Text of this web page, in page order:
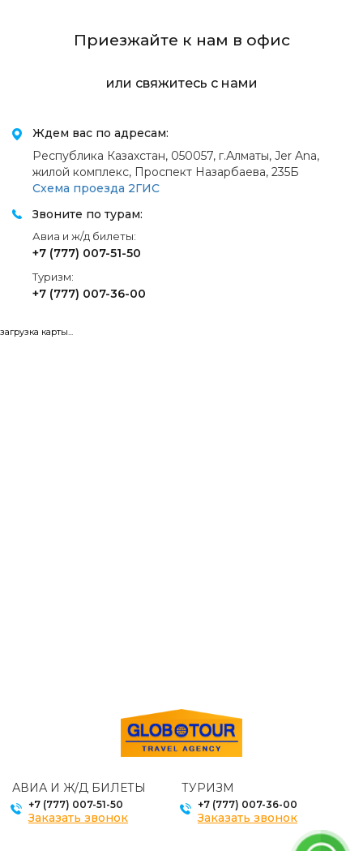
Приезжайте к нам в офис
или свяжитесь с нами
Ждем вас по адресам:
Республика Казахстан, 050057, г.Алматы, Jer Ana,
жилой комплекс, Проспект Назарбаева, 235Б
Схема проезда 2ГИС
Звоните по турам:
Авиа и ж/д билеты:
+7 (777) 007-51-50
Туризм:
+7 (777) 007-36-00
загрузка карты...
АВИА И Ж/Д БИЛЕТЫ
+7 (777) 007-51-50
Заказать звонок
ТУРИЗМ
+7 (777) 007-36-00
Заказать звонок